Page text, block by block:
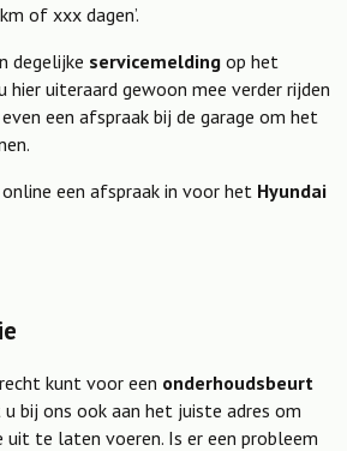
of xxx dagen’.
degelijke servicemelding op het
hier uiteraard gewoon mee verder rijden
een afspraak bij de garage om het
een afspraak in voor het Hyundai
kunt voor een onderhoudsbeurt
u bij ons ook aan het juiste adres om
uit te laten voeren. Is er een probleem